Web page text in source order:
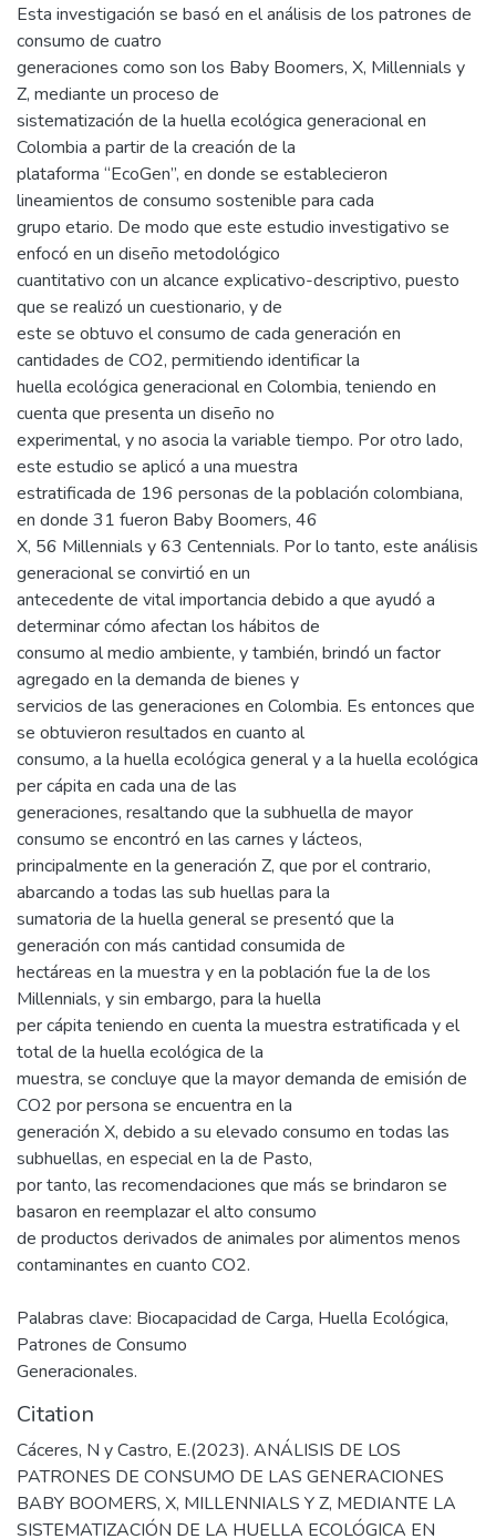
Esta investigación se basó en el análisis de los patrones de
consumo de cuatro
generaciones como son los Baby Boomers, X, Millennials y
Z, mediante un proceso de
sistematización de la huella ecológica generacional en
Colombia a partir de la creación de la
plataforma “EcoGen”, en donde se establecieron
lineamientos de consumo sostenible para cada
grupo etario. De modo que este estudio investigativo se
enfocó en un diseño metodológico
cuantitativo con un alcance explicativo-descriptivo, puesto
que se realizó un cuestionario, y de
este se obtuvo el consumo de cada generación en
cantidades de CO2, permitiendo identificar la
huella ecológica generacional en Colombia, teniendo en
cuenta que presenta un diseño no
experimental, y no asocia la variable tiempo. Por otro lado,
este estudio se aplicó a una muestra
estratificada de 196 personas de la población colombiana,
en donde 31 fueron Baby Boomers, 46
X, 56 Millennials y 63 Centennials. Por lo tanto, este análisis
generacional se convirtió en un
antecedente de vital importancia debido a que ayudó a
determinar cómo afectan los hábitos de
consumo al medio ambiente, y también, brindó un factor
agregado en la demanda de bienes y
servicios de las generaciones en Colombia. Es entonces que
se obtuvieron resultados en cuanto al
consumo, a la huella ecológica general y a la huella ecológica
per cápita en cada una de las
generaciones, resaltando que la subhuella de mayor
consumo se encontró en las carnes y lácteos,
principalmente en la generación Z, que por el contrario,
abarcando a todas las sub huellas para la
sumatoria de la huella general se presentó que la
generación con más cantidad consumida de
hectáreas en la muestra y en la población fue la de los
Millennials, y sin embargo, para la huella
per cápita teniendo en cuenta la muestra estratificada y el
total de la huella ecológica de la
muestra, se concluye que la mayor demanda de emisión de
CO2 por persona se encuentra en la
generación X, debido a su elevado consumo en todas las
subhuellas, en especial en la de Pasto,
por tanto, las recomendaciones que más se brindaron se
basaron en reemplazar el alto consumo
de productos derivados de animales por alimentos menos
contaminantes en cuanto CO2.
Palabras clave: Biocapacidad de Carga, Huella Ecológica,
Patrones de Consumo
Generacionales.
Citation
Cáceres, N y Castro, E.(2023). ANÁLISIS DE LOS
PATRONES DE CONSUMO DE LAS GENERACIONES
BABY BOOMERS, X, MILLENNIALS Y Z, MEDIANTE LA
SISTEMATIZACIÓN DE LA HUELLA ECOLÓGICA EN